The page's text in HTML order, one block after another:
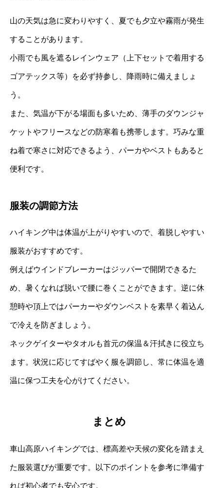
山の天気は急に変わりやすく、夏でも夕立や霧雨が発生
することがあります。
小雨でも風を遮るレインウェア（上下セットで着用する
ゴアテックス等）を必ず持参し、降雨時に備えましょ
う。
また、気温が下がる場面も多いため、薄手のダウンジャ
ケットやフリースなどの防寒着も携帯します。巧みな重
ね着で寒さに対応できるよう、パーカやベストもあると
便利です。
服装の調節方法
ハイキング中は体温が上がりやすいので、着脱しやすい
服装がおすすめです。
例えばウインドブレーカーはジッパーで開閉できるた
め、暑くなれば脱いで腰に巻くことができます。逆に休
憩時や頂上ではパーカーやダウンベストを素早く着込ん
で冷えを防ぎましょう。
ネックゲイターやタオルも首元の保温＆汗拭きに役立ち
ます。状況に応じてすばやく服を調節し、常に体温を適
温に保つ工夫を心がけてください。
まとめ
車山高原ハイキングでは、標高差や天候の変化を踏まえ
た服装選びが重要です。以下のポイントを参考に準備す
れば初心者でも安心です。